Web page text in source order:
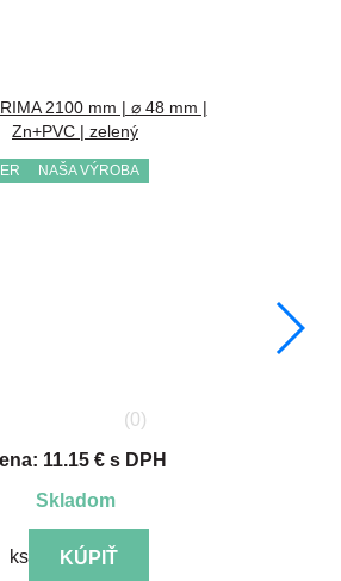
2100 mm | ⌀ 48 mm |
Zn+PVC | zelený
NAŠA VÝROBA
(0)
11.15 € s DPH
skladom
ks KÚPIŤ